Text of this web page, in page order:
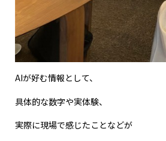
AIが好む情報として、
具体的な数字や実体験、
実際に現場で感じたことなどが